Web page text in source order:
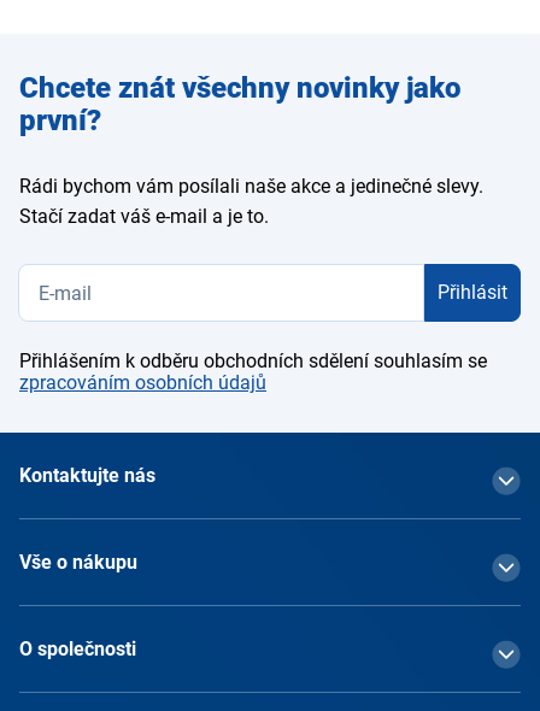
Zadejte
e-mail
Chcete znát všechny novinky jako
první?
Rádi bychom vám posílali naše akce a jedinečné slevy.
Stačí zadat váš e-mail a je to.
Přihlásit
Přihlášením k odběru obchodních sdělení souhlasím se
zpracováním osobních údajů
Kontaktujte nás
Vše o nákupu
O společnosti